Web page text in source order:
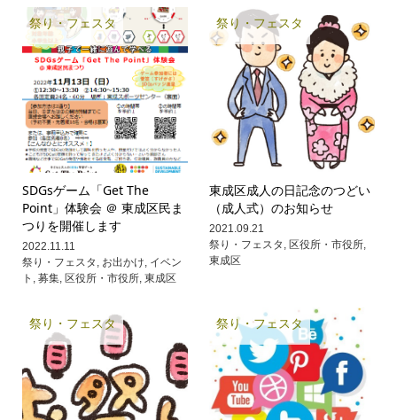
祭り・フェスタ
SDGsゲーム「Get The
Point」体験会 ＠ 東成区民ま
つりを開催します
2022.11.11
祭り・フェスタ , お出かけ, イベン
ト , 募集, 区役所・市役所, 東成区
祭り・フェスタ
東成区成人の日記念のつどい
（成人式）のお知らせ
2021.09.21
祭り・フェスタ , 区役所・市役所,
東成区
祭り・フェスタ 祭り・フェスタ